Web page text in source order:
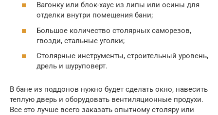
Вагонку или блок-хаус из липы или осины для
отделки внутри помещения бани;
Большое количество столярных саморезов,
гвозди, стальные уголки;
Столярные инструменты, строительный уровень,
дрель и шуруповерт.
В бане из поддонов нужно будет сделать окно, навесить
теплую дверь и оборудовать вентиляционные продухи.
Все это лучше всего заказать опытному столяру или